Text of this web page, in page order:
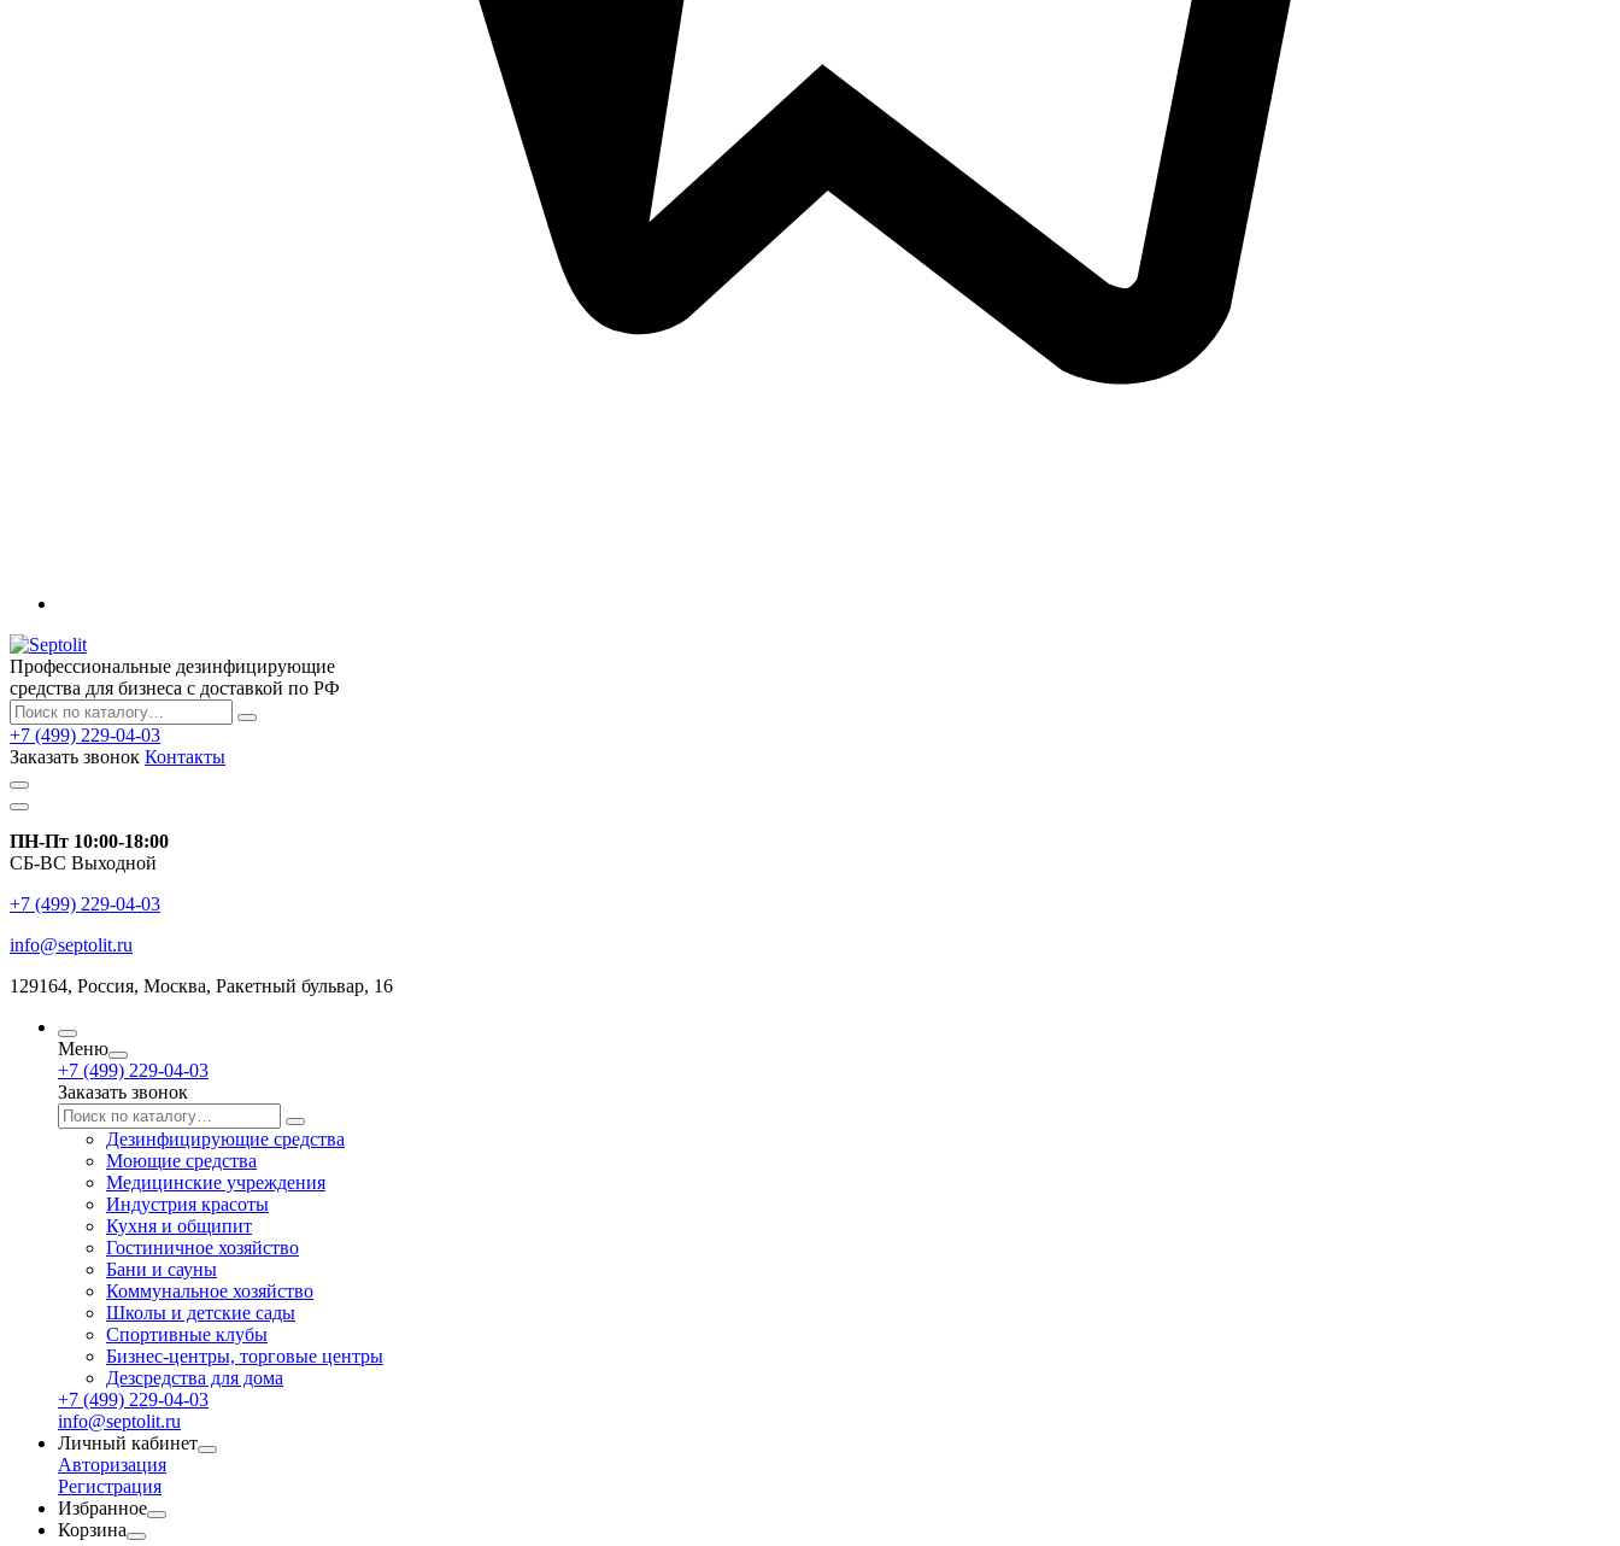
Профессиональные дезинфицирующие
средства для бизнеса с доставкой по РФ
+7 (499) 229-04-03
Заказать звонок Контакты
ПН-Пт 10:00-18:00
СБ-ВС Выходной
+7 (499) 229-04-03
info@septolit.ru
129164, Россия, Москва, Ракетный бульвар, 16
Меню
+7 (499) 229-04-03
Заказать звонок
Дезинфицирующие средства
Моющие средства
Медицинские учреждения
Индустрия красоты
Кухня и общипит
Гостиничное хозяйство
Бани и сауны
Коммунальное хозяйство
Школы и детские сады
Спортивные клубы
Бизнес-центры, торговые центры
Дезсредства для дома
+7 (499) 229-04-03
info@septolit.ru
Личный кабинет
Авторизация
Регистрация
Избранное
Корзина